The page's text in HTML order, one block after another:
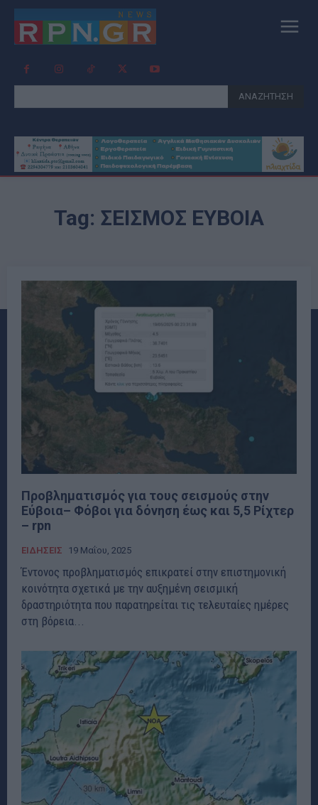
ΑΝΑΖΗΤΗΣΗ
Tag: ΣΕΙΣΜΟΣ ΕΥΒΟΙΑ
Προβληματισμός για τους σεισμούς στην
Εύβοια– Φόβοι για δόνηση έως και 5,5 Ρίχτερ
– rpn
ΕΙΔΗΣΕΙΣ 19 Μαΐου, 2025
Έντονος προβληματισμός επικρατεί στην επιστημονική
κοινότητα σχετικά με την αυξημένη σεισμική
δραστηριότητα που παρατηρείται τις τελευταίες ημέρες
στη βόρεια...